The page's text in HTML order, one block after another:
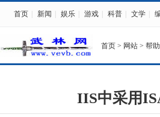
首页 新闻 娱乐 游戏 科普 文学
首页 > 网站 > 帮
IIS中采用